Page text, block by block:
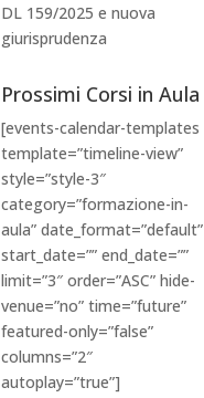
DL 159/2025 e nuova
giurisprudenza
Prossimi Corsi in Aula
[events-calendar-templates
template=”timeline-view”
style=”style-3″
category=”formazione-in-
aula” date_format=”default”
start_date=”” end_date=””
limit=”3″ order=”ASC” hide-
venue=”no” time=”future”
featured-only=”false”
columns=”2″
autoplay=”true”]